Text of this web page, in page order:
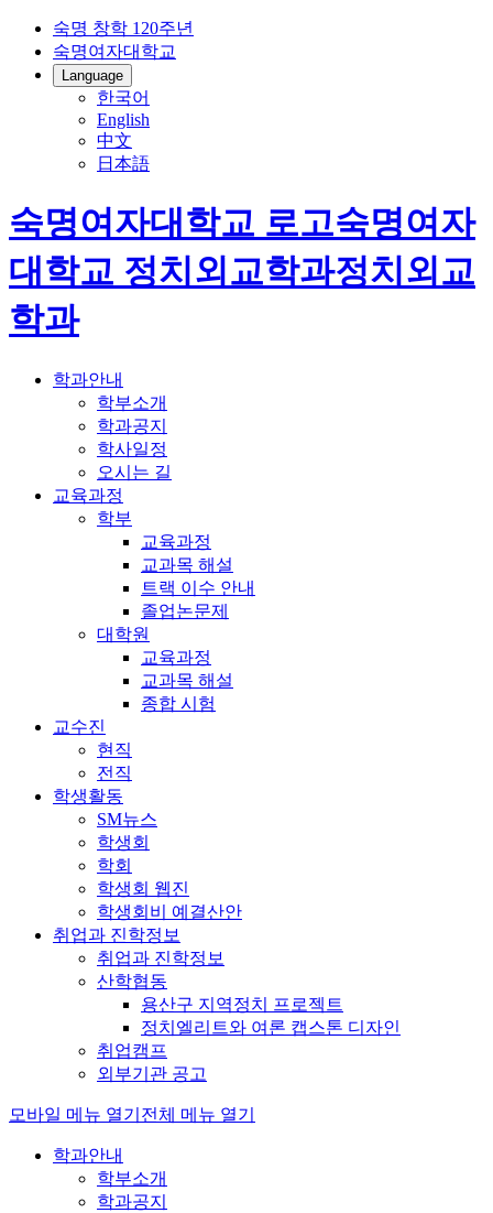
숙명 창학 120주년
숙명여자대학교
Language
한국어
English
中文
日本語
숙명여자대학교 로고숙명여자
대학교 정치외교학과정치외교
학과
학과안내
학부소개
학과공지
학사일정
오시는 길
교육과정
학부
교육과정
교과목 해설
트랙 이수 안내
졸업논문제
대학원
교육과정
교과목 해설
종합 시험
교수진
현직
전직
학생활동
SM뉴스
학생회
학회
학생회 웹진
학생회비 예결산안
취업과 진학정보
취업과 진학정보
산학협동
용산구 지역정치 프로젝트
정치엘리트와 여론 캡스톤 디자인
취업캠프
외부기관 공고
모바일 메뉴 열기 전체 메뉴 열기
학과안내
학부소개
학과공지